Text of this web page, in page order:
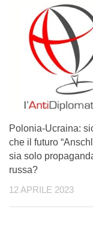
Polonia-Ucraina:
che il futuro
sia solo
russa?
12 APRILE 2023